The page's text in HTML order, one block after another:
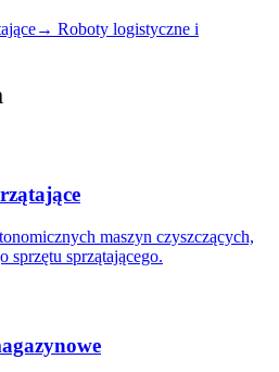
→ Roboty logistyczne i
maszyn czyszczących,
sprzętu sprzątającego.